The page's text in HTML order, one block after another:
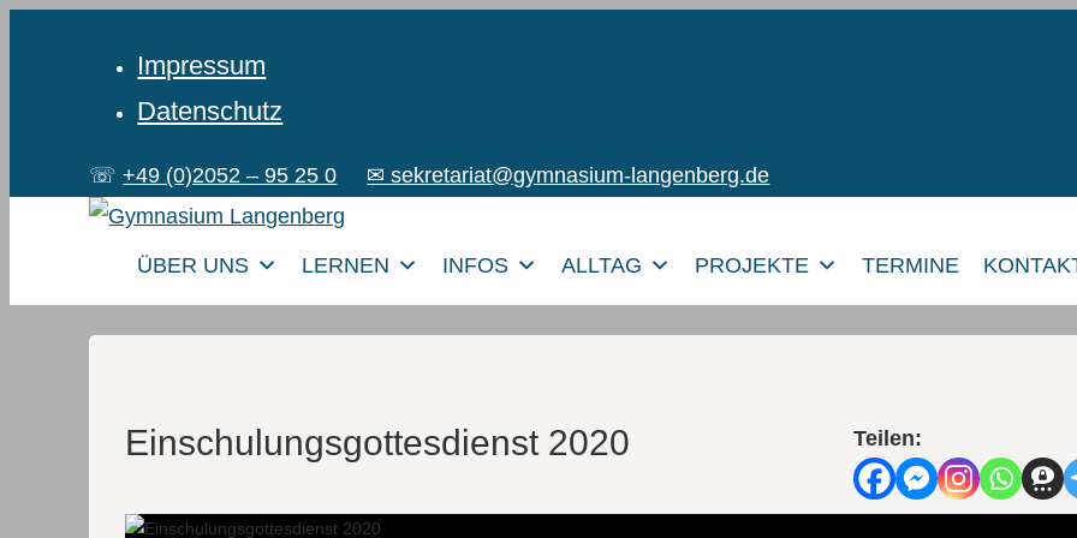
Impressum
Datenschutz
☏+49 (0)2052 – 95 25 0 ✉ sekretariat@gymnasium-langenberg.de
ÜBER UNS LERNEN INFOS ALLTAG PROJEKTE TERMINE
Teilen:
Einschulungsgottesdienst 2020